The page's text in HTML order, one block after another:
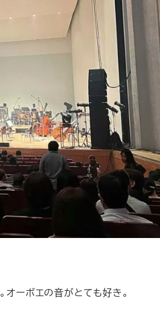
ーボエの音がとても好き。